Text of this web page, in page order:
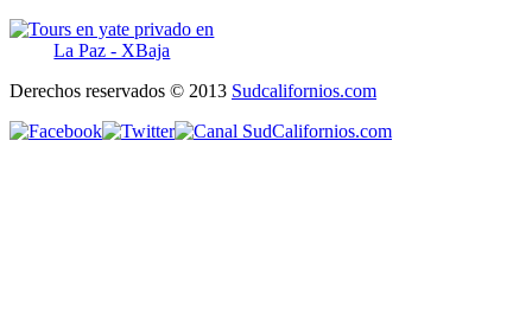
Derechos reservados © 2013 Sudcalifornios.com